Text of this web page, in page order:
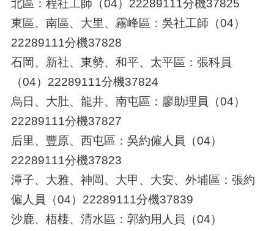
北區：程社工師（04）22289111分機37825
東區、南區、大里、霧峰區：吳社工師（04）
22289111分機37828
石岡、新社、東勢、和平、太平區：張科員
（04）22289111分機37824
烏日、大肚、龍井、南屯區：廖助理員（04）
22289111分機37827
后里、豐原、西屯區：吳約僱人員（04）
22289111分機37823
潭子、大雅、神岡、 大甲、大安、外埔區 ：張約
僱人員（04）22289111分機37839
沙鹿、梧棲、清水區：郭約用人員（04）